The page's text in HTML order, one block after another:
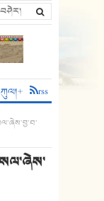
rss